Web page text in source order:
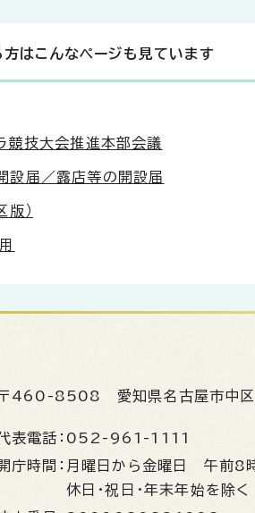
はこんなページも見ています
競技大会推進本部会議
設届／露店等の開設届
）
460-8508 愛知県名古屋市中
表電話： 052-961-1111
庁時間： 月曜日から金曜日 午前8
休日・祝日・年末年始を除く